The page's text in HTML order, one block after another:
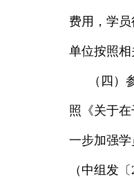
费用，学
单位按照相
（四）
照《关于
一步加强学
（中组发